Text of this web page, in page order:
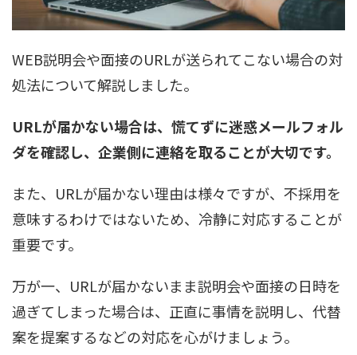
WEB説明会や面接のURLが送られてこない場合の対
処法について解説しました。
URLが届かない場合は、慌てずに迷惑メールフォル
ダを確認し、企業側に連絡を取ることが大切です。
また、URLが届かない理由は様々ですが、不採用を
意味するわけではないため、冷静に対応することが
重要です。
万が一、URLが届かないまま説明会や面接の日時を
過ぎてしまった場合は、正直に事情を説明し、代替
案を提案するなどの対応を心がけましょう。